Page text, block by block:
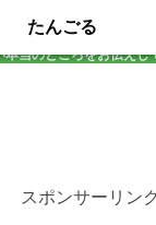
を真剣に考える研究所
ェックから効果検証ま
本当のところをお伝えし
ンツには、プロモー
スポンサーリンク
たんごる